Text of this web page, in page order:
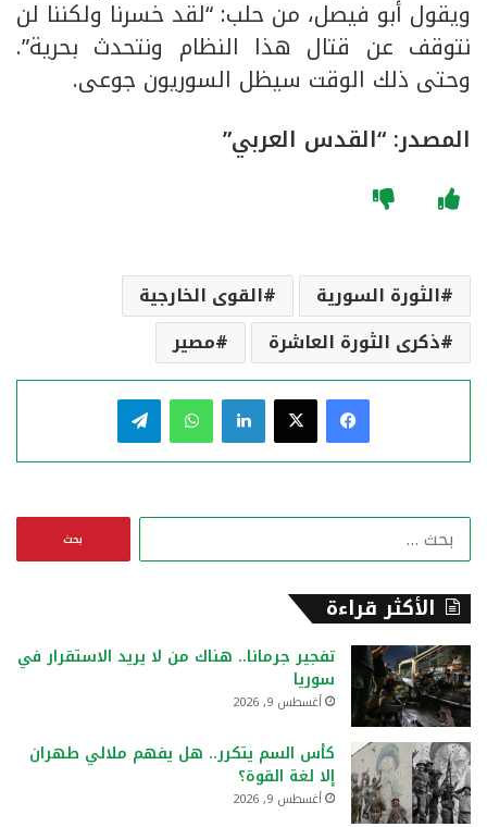
ويقول أبو فيصل، من حلب: “لقد خسرنا ولكننا لن
نتوقف عن قتال هذا النظام ونتحدث بحرية”.
وحتى ذلك الوقت سيظل السوريون جوعى.
المصدر: “القدس العربي”
الثورة السورية
القوى الخارجية
ذكرى الثورة العاشرة
مصير
فيسبوك لينكدإن واتساب
ن
الأكثر قراءة
تفجير جرمانا.. هناك من لا يريد الاستقرار في
سوريا
أغسطس 9, 2026
كأس السم يتكرر.. هل يفهم ملالي طهران
إلا لغة القوة؟
أغسطس 9, 2026